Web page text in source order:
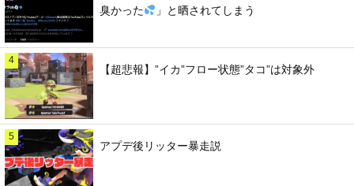
臭かった
」と晒されてしまう
4
【超悲報】”イカ”フロー状態”タコ”は対象外
5
アプデ後リッター暴走説